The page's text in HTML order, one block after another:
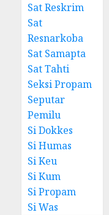
Sat Reskrim
Sat
Resnarkoba
Sat Samapta
Sat Tahti
Seksi Propam
Seputar
Pemilu
Si Dokkes
Si Humas
Si Keu
Si Kum
Si Propam
Si Was